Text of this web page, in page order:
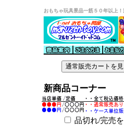
おもちゃ玩具景品一筋５０年以上
新商品コーナー
品切れ/完売